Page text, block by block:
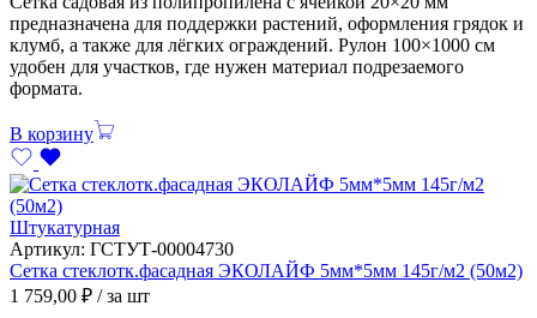
предназначена для поддержки растений, оформления грядок и
клумб, а также для лёгких ограждений. Рулон 100×1000 см
удобен для участков, где нужен материал подрезаемого
формата.
В корзину
Штукатурная
Артикул: ГСТУТ-00004730
Сетка стеклотк.фасадная ЭКОЛАЙФ 5мм*5мм 145г/м2 (50м2)
1 759,00 ₽ / за шт